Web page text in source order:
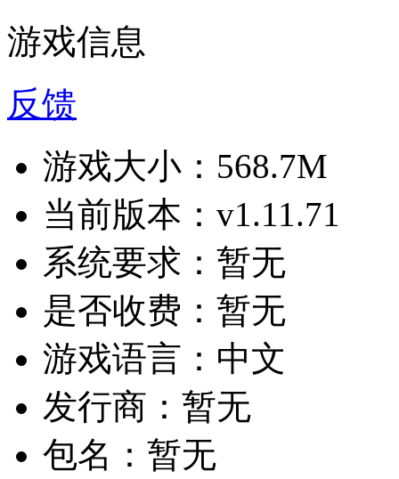
游戏信息
反馈
游戏大小： 568.7M
当前版本： v1.11.71
系统要求： 暂无
是否收费： 暂无
游戏语言： 中文
发行商： 暂无
包名： 暂无